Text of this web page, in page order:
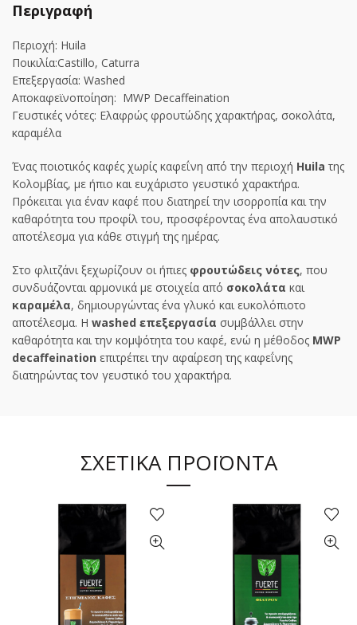
Περιγραφή
Περιοχή: Huila
Ποικιλία:Castillo, Caturra
Επεξεργασία: Washed
Αποκαφεϊνοποίηση: MWP Decaffeination
Γευστικές νότες: Ελαφρώς φρουτώδης χαρακτήρας, σοκολάτα,
καραμέλα
Ένας ποιοτικός καφές χωρίς καφεΐνη από την περιοχή Huila της
Κολομβίας, με ήπιο και ευχάριστο γευστικό χαρακτήρα.
Πρόκειται για έναν καφέ που διατηρεί την ισορροπία και την
καθαρότητα του προφίλ του, προσφέροντας ένα απολαυστικό
αποτέλεσμα για κάθε στιγμή της ημέρας.
Στο φλιτζάνι ξεχωρίζουν οι ήπιες φρουτώδεις νότες, που
συνδυάζονται αρμονικά με στοιχεία από σοκολάτα και
καραμέλα, δημιουργώντας ένα γλυκό και ευκολόπιοτο
αποτέλεσμα. Η washed επεξεργασία συμβάλλει στην
καθαρότητα και την κομψότητα του καφέ, ενώ η μέθοδος MWP
decaffeination επιτρέπει την αφαίρεση της καφεΐνης
διατηρώντας τον γευστικό του χαρακτήρα.
ΣΧΕΤΙΚΑ ΠΡΟΪΟΝΤΑ